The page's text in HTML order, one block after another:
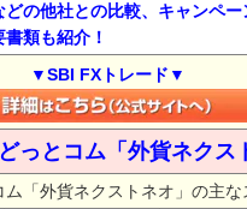
どの他社との比較、キャンペー
類も紹介！
▼SBI FXトレード▼
っとコム「外貨ネクス
ム「外貨ネクストネオ」の主な